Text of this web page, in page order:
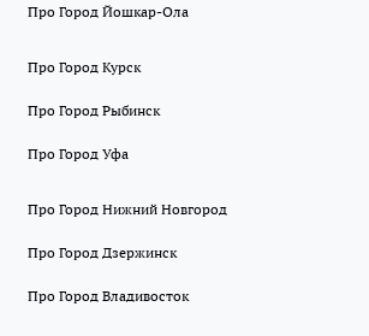
Про Город Йошкар-Ола
Про Город Курск
Про Город Рыбинск
Про Город Уфа
Про Город Нижний Новгород
Про Город Дзержинск
Про Город Владивосток